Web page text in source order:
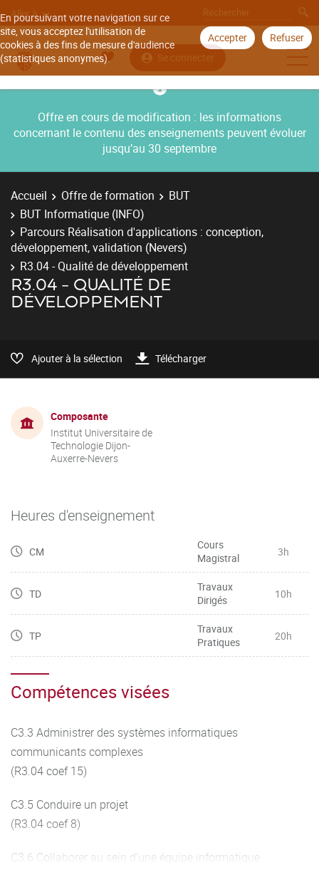
En poursuivant votre navigation sur ce
site, vous acceptez l'utilisation de
cookies à des fins de mesure d'audience
(statistiques anonymes).
Accepter Refuser
Aller à
Se connecter
Offre en cours de modification : les informations
concernant le contenu des enseignements peuvent évoluer
jusqu’au 30 septembre
Accueil Offre de formation
BUT
BUT Informatique (INFO)
Parcours Réalisation d'applications : conception,
développement, validation (Nevers)
R3.04 - Qualité de développement
R3.04 - QUALITÉ DE
DÉVELOPPEMENT
Ajouter à la sélection Télécharger
Composante
Institut Universitaire de
Technologie Dijon-
Auxerre-Nevers
Heures d'enseignement
CM
Cours
Magistral
3h
TD
Travaux
Dirigés
10h
TP
Travaux
Pratiques
20h
Compétences visées
C3.3 Administrer des systèmes informatiques
communicants complexes
(R3.04 coef 15)
C3.5 Conduire un projet
(R3.04 coef 8)
C3.6 Collaborer au sein d’une équipe informatique